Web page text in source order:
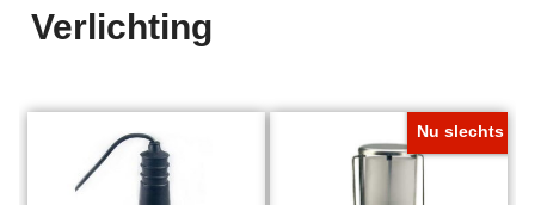
Verlichting
Nu slechts